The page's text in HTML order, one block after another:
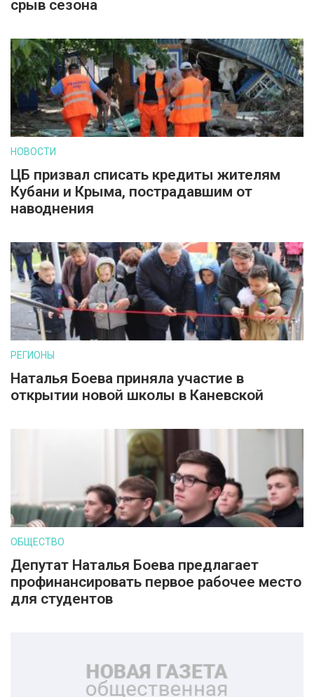
срыв сезона
НОВОСТИ
ЦБ призвал списать кредиты жителям
Кубани и Крыма, пострадавшим от
наводнения
РЕГИОНЫ
Наталья Боева приняла участие в
открытии новой школы в Каневской
ОБЩЕСТВО
Депутат Наталья Боева предлагает
профинансировать первое рабочее место
для студентов